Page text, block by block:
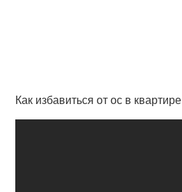
Как избавиться от ос в квартире